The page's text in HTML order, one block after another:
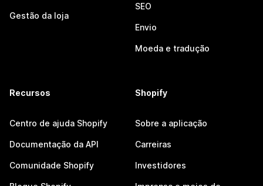
Gestão da loja
SEO
Envio
Moeda e tradução
Recursos
Centro de ajuda Shopify
Documentação da API
Comunidade Shopify
Shopify
Sobre a aplicação
Carreiras
Investidores